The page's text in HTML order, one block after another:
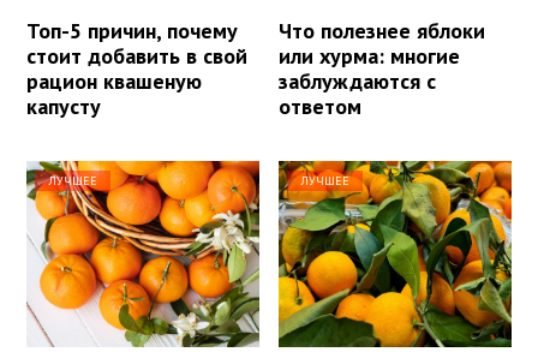
Топ-5 причин, почему
стоит добавить в свой
рацион квашеную
капусту
Что полезнее яблоки
или хурма: многие
заблуждаются с
ответом
ЛУЧШЕЕ ЛУЧШЕЕ